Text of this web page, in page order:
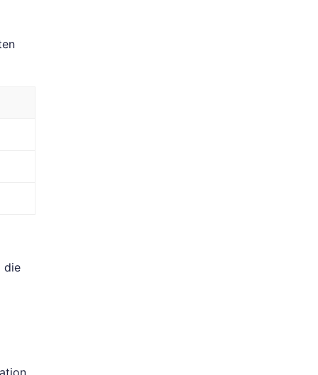
die